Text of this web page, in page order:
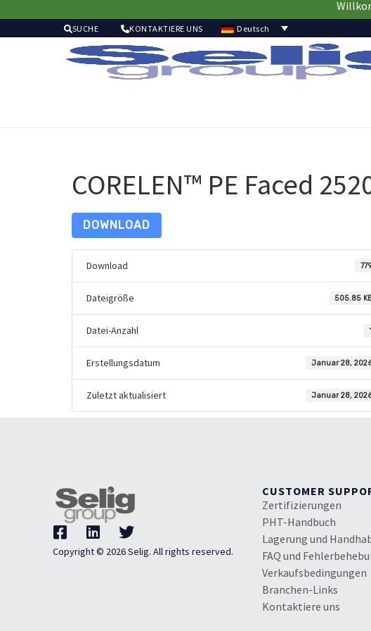
SUCHE KONTAKTIERE UNS Deutsch
CORELEN™ PE Faced
DOWNLOAD
Download
Dateigröße 505.85
Datei-Anzahl
Erstellungsdatum Januar 28,
Zuletzt aktualisiert Januar 28,
Copyright © 2026 Selig. All rights reserved.
CUSTOMER
Zertifizierungen
PHT-Handbuch
Lagerung und
FAQ und
Verkaufsbedingungen
Branchen-Links
Kontaktiere uns